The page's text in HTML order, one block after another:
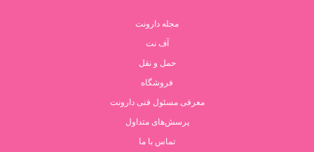
مجله دارونت
آف نت
حمل و نقل
فروشگاه
معرفی مسئول فنی دارونت
پرسش‌های متداول
تماس با ما